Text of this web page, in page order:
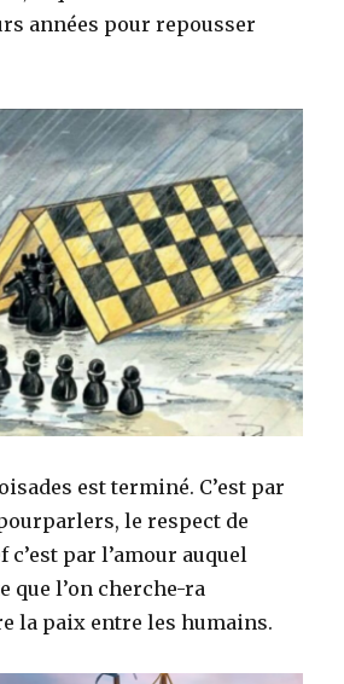
années pour repousser
est terminé. C’est par
le respect de
c’est par l’amour auquel
que l’on cherche-ra
la paix entre les humains.